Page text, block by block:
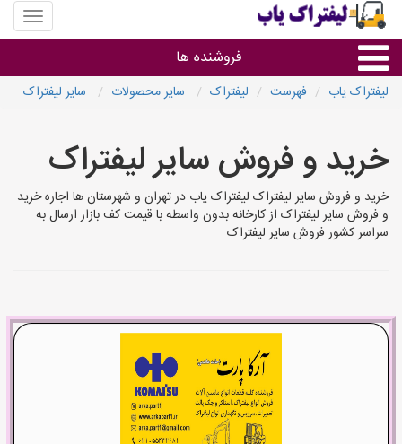
منوی
سایت
یاب
فروشنده ها
استان ها
لیفتراک یاب فهرست لیفتراک سایر محصولات سایر لیفتراک
خرید و فروش سایر لیفتراک
خرید و فروش سایر لیفتراک لیفتراک یاب در تهران و شهرستان ها اجاره خرید
و فروش سایر لیفتراک از کارخانه بدون واسطه با قیمت کف بازار ارسال به
سراسر کشور فروش سایر لیفتراک